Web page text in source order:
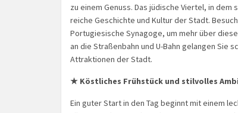
zu einem Genuss. Das jüdische Viertel, in
reiche Geschichte und Kultur der Stadt.
Portugiesische Synagoge, um mehr über
an die Straßenbahn und U-Bahn gelangen Sie
Attraktionen der Stadt.
★ Köstliches Frühstück und stilvolles
Ein guter Start in den Tag beginnt mit einem